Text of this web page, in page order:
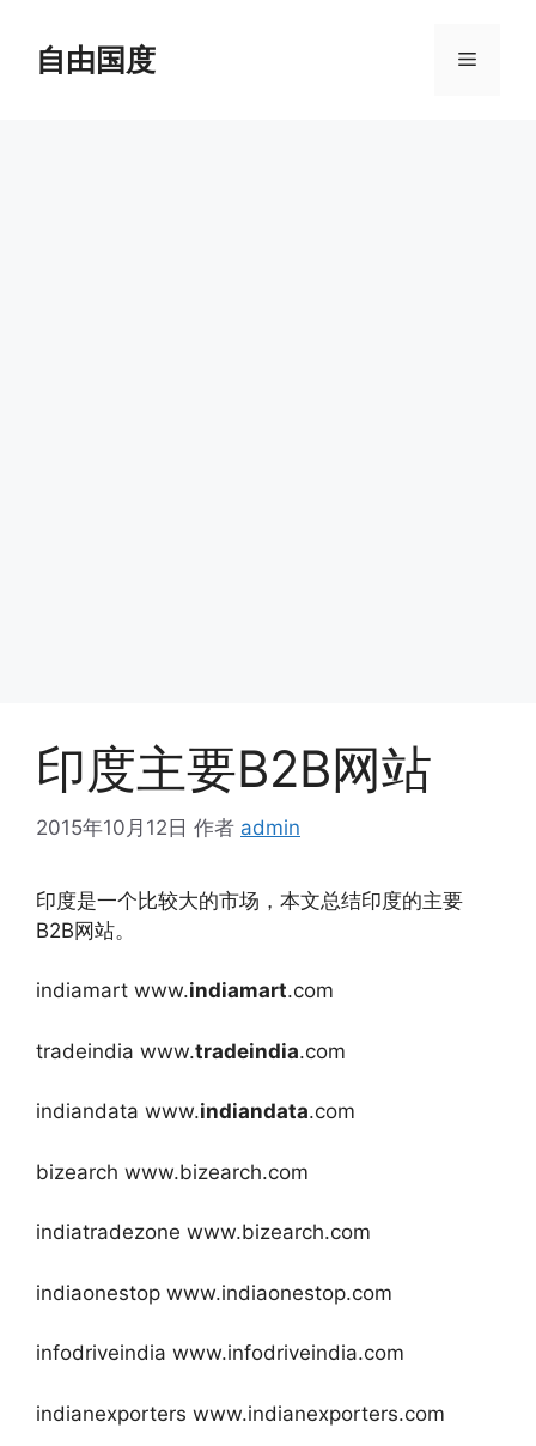
自由国度 菜
印度主要B2B网站
2015年10月12日 作者 admin
印度是一个比较大的市场，本文总结印度的主要
B2B网站。
indiamart www.indiamart.com
tradeindia www.tradeindia.com
indiandata www.indiandata.com
bizearch www.bizearch.com
indiatradezone www.bizearch.com
indiaonestop www.indiaonestop.com
infodriveindia www.infodriveindia.com
indianexporters www.indianexporters.com